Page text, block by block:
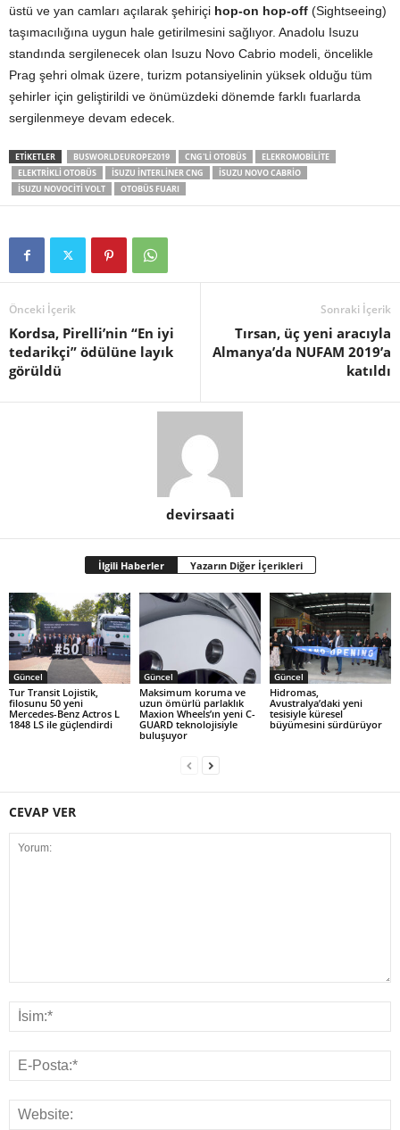
üstü ve yan camları açılarak şehiriçi hop-on hop-off (Sightseeing)
taşımacılığına uygun hale getirilmesini sağlıyor. Anadolu Isuzu
standında sergilenecek olan Isuzu Novo Cabrio modeli, öncelikle
Prag şehri olmak üzere, turizm potansiyelinin yüksek olduğu tüm
şehirler için geliştirildi ve önümüzdeki dönemde farklı fuarlarda
sergilenmeye devam edecek.
ETIKETLER BUSWORLDEUROPE2019 CNG'LI OTOBÜS
ELEKROMOBILITE
ELEKTRIKLI OTOBÜS
ISUZU INTERLINER CNG
ISUZU NOVO CABRIO
ISUZU NOVOCITI VOLT
OTOBÜS FUARI
Önceki İçerik
Kordsa, Pirelli’nin “En iyi
tedarikçi” ödülüne layık
görüldü
Sonraki İçerik
Tırsan, üç yeni aracıyla
Almanya’da NUFAM 2019’a
katıldı
devirsaati
İlgili Haberler Yazarın Diğer İçerikleri
Güncel
Tur Transit Lojistik,
filosunu 50 yeni
Mercedes-Benz Actros L
1848 LS ile güçlendirdi
Güncel
Maksimum koruma ve
uzun ömürlü parlaklık
Maxion Wheels’ın yeni C-
GUARD teknolojisiyle
buluşuyor
Güncel
Hidromas,
Avustralya’daki yeni
tesisiyle küresel
büyümesini sürdürüyor
CEVAP VER